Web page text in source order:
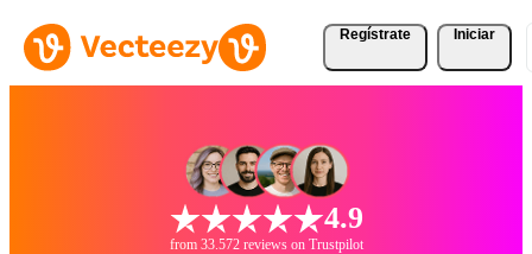
Regístrate Iniciar
4.9
from 33.572 reviews on Trustpilot